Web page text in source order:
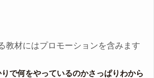
教材にはプロモーションを含みます
りで何をやっているのかさっぱりわから